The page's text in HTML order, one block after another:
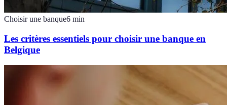
Choisir une banque6 min
Les critères essentiels pour choisir une banque en
Belgique